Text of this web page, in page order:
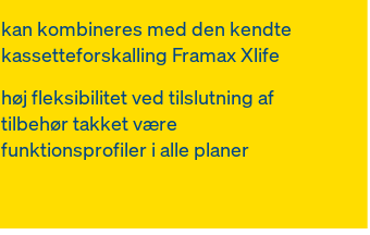
kan kombineres med den kendte
kassetteforskalling Framax Xlife
høj fleksibilitet ved tilslutning af
tilbehør takket være
funktionsprofiler i alle planer